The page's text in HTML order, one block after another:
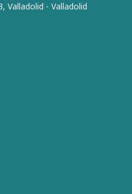
Valladolid - Valladolid